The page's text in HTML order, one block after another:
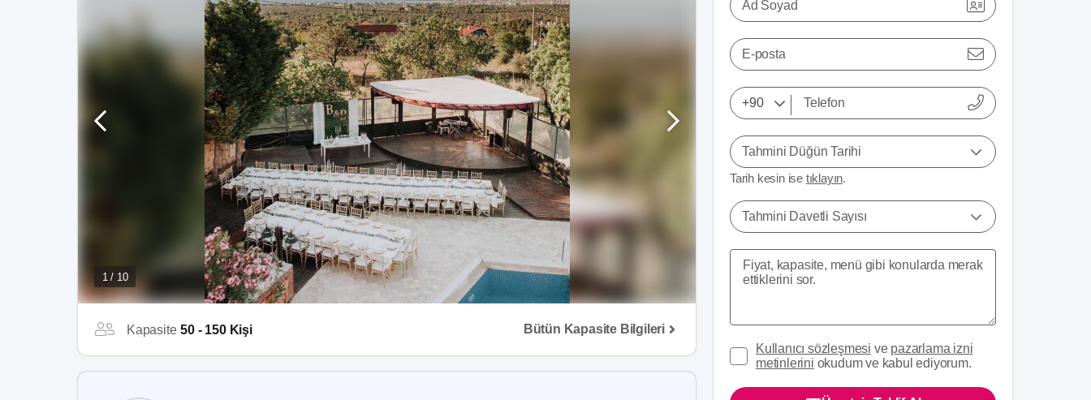
1 / 10
Kapasite 50 - 150 Kişi Bütün Kapasite Bilgileri
Ad Soyad
E-posta
Tahmini Düğün Tarihi
Tarih kesin ise tıklayın.
Tahmini Davetli Sayısı
Kullanıcı sözleşmesi ve pazarlama izni
metinlerini okudum ve kabul ediyorum.